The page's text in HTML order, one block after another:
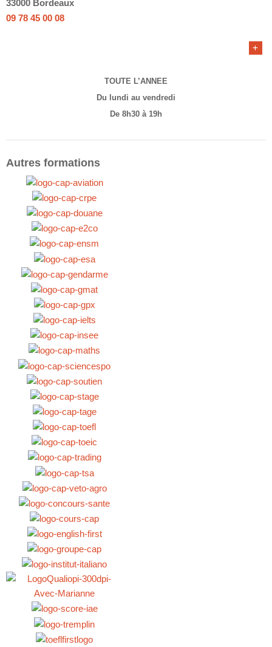
33000 Bordeaux
09 78 45 00 08
TOUTE L’ANNEE
Du lundi au vendredi
De 8h30 à 19h
Autres formations